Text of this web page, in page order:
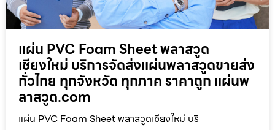
แผ่น PVC Foam Sheet พลาสวูด
เชียงใหม่ บริการจัดส่งแผ่นพลาสวูดขายส่ง
ทั่วไทย ทุกจังหวัด ทุกภาค ราคาถูก แผ่นพ
ลาสวูด.com
แผ่น PVC Foam Sheet พลาสวูดเชียงใหม่ บริ